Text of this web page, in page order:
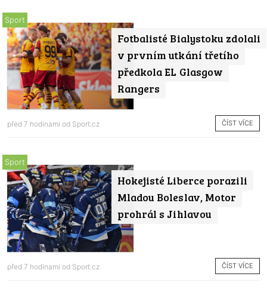
Fotbalisté Bialystoku zdolali
v prvním utkání třetího
předkola EL Glasgow
Rangers
Sport
před 7 hodinami od Sport.cz ČÍST VÍCE
Hokejisté Liberce porazili
Mladou Boleslav, Motor
prohrál s Jihlavou
Sport
před 7 hodinami od Sport.cz ČÍST VÍCE